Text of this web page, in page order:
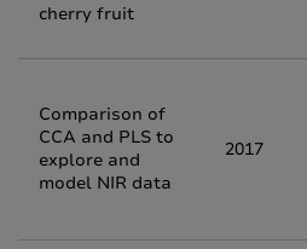
cherry fruit
Comparison of
CCA and PLS to
explore and
model NIR data
2017